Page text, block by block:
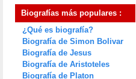
Biografías más populares :
¿Qué es biografía?
Biografía de Simon Bolivar
Biografía de Jesus
Biografía de Aristoteles
Biografía de Platon